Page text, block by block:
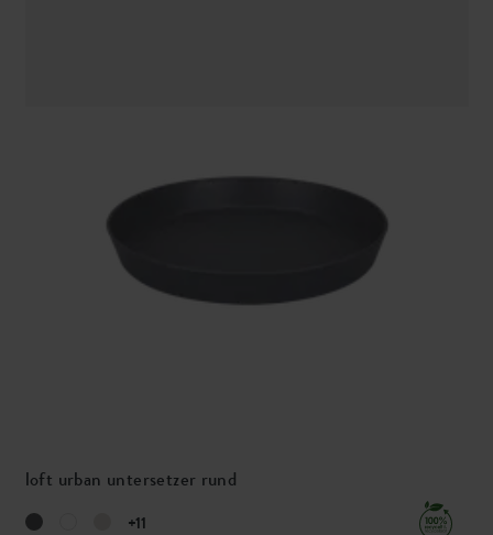
loft urban untersetzer rund
+11